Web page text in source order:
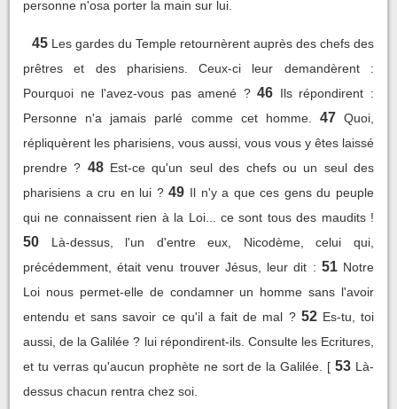
personne n'osa porter la main sur lui.
45 Les gardes du Temple retournèrent auprès des chefs des
prêtres et des pharisiens. Ceux-ci leur demandèrent :
Pourquoi ne l'avez-vous pas amené ? 46 Ils répondirent :
Personne n'a jamais parlé comme cet homme.
47 Quoi,
répliquèrent les pharisiens, vous aussi, vous vous y êtes laissé
prendre ? 48 Est-ce qu'un seul des chefs ou un seul des
pharisiens a cru en lui ? 49 Il n'y a que ces gens du peuple
qui ne connaissent rien à la Loi... ce sont tous des maudits !
50
Là-dessus, l'un d'entre eux, Nicodème, celui qui,
précédemment, était venu trouver Jésus, leur dit : 51 Notre
Loi nous permet-elle de condamner un homme sans l'avoir
entendu et sans savoir ce qu'il a fait de mal ? 52 Es-tu, toi
aussi, de la Galilée ? lui répondirent-ils. Consulte les Ecritures,
et tu verras qu'aucun prophète ne sort de la Galilée. [ 53 Là-
dessus chacun rentra chez soi.